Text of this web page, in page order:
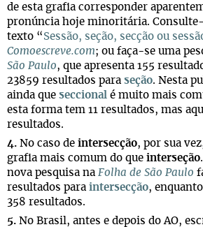
de esta grafia corresponder
pronúncia hoje minoritária.
texto “ Sessão, seção, secção ou
Comoescreve.com; ou faça-se uma
São Paulo, que apresenta 155
23859 resultados para seção. Nesta
ainda que seccional é muito mais
esta forma tem 11 resultados, mas
resultados.
4. No caso de intersecção, por sua
grafia mais comum do que interseção
nova pesquisa na Folha de São Paulo
resultados para intersecção, enquanto
358 resultados.
5. No Brasil, antes e depois do AO,